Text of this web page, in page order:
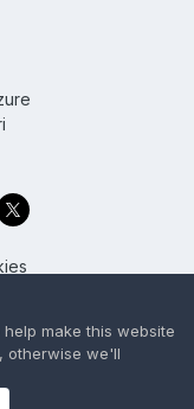
make this website
, otherwise we'll